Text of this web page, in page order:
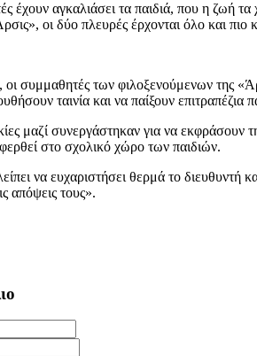
έχουν αγκαλιάσει τα παιδιά, που η ζωή τα
οι δύο πλευρές έρχονται όλο και πιο
οι συμμαθητές των φιλοξενούμενων της
ταινία και να παίξουν επιτραπέζια
μαζί συνεργάστηκαν για να
στο σχολικό χώρο των παιδιών.
να ευχαριστήσει θερμά το διευθυντή
απόψεις τους».